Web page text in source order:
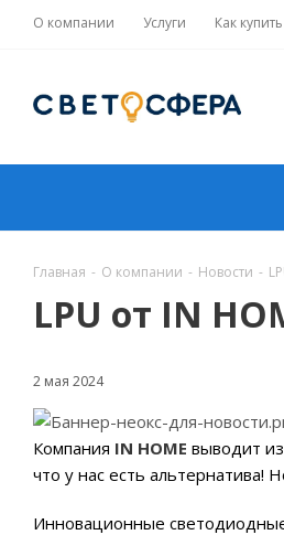
О компании Услуги Как купить
Главная - О компании - Новости -
LPU от IN
2 мая 2024
Компания IN HOME выводит
что у нас есть альтернатива!
Инновационные